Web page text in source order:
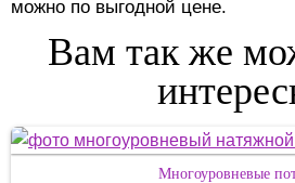
можно по выгодной цене.
Вам так же
Многоуровневые